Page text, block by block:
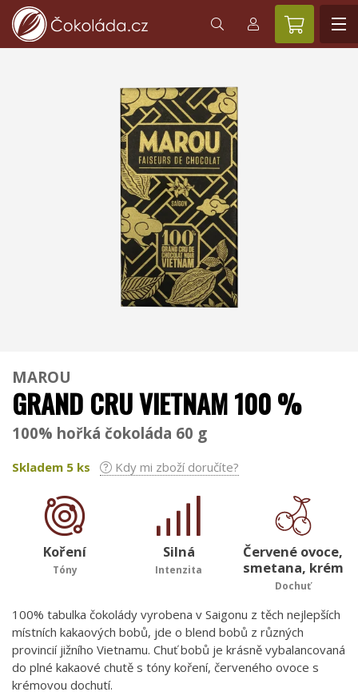
MAROU
GRAND CRU VIETNAM 100 %
100% hořká čokoláda 60 g
Skladem 5 ks Kdy mi zboží doručíte?
Koření
Tóny
Silná
Intenzita
Červené ovoce,
smetana, krém
Dochuť
100% tabulka čokolády vyrobena v Saigonu z těch nejlepších
místních kakaových bobů, jde o blend bobů z různých
provincií jižního Vietnamu. Chuť bobů je krásně vybalancovaná
do plné kakaové chutě s tóny koření, červeného ovoce s
krémovou dochutí.